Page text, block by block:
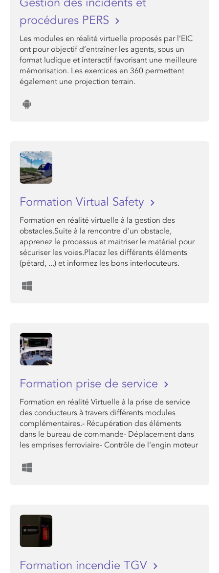
procédures PERS
Les modules en réalité virtuelle proposés par l’EIC
ont pour objectif d’entraîner les agents, sous un
format ludique et interactif favorisant une meilleure
mémorisation. Les exercices en 360 permettent
également une projection terrain.
Formation Virtual Safety
Formation en réalité virtuelle à la gestion des
obstacles.Suite à la rencontre d'un obstacle,
apprenez le processus et maitriser le matériel pour
sécuriser les voies.Placez les différents éléments
(pétard, ...) et informez les bons interlocuteurs.
Formation prise de service
Formation en réalité Virtuelle à la prise de service
des conducteurs à travers différents modules
complémentaires.- Récupération des éléments
dans le bureau de commande- Déplacement dans
les emprises ferroviaire- Contrôle de l'engin moteur
Formation incendie TGV